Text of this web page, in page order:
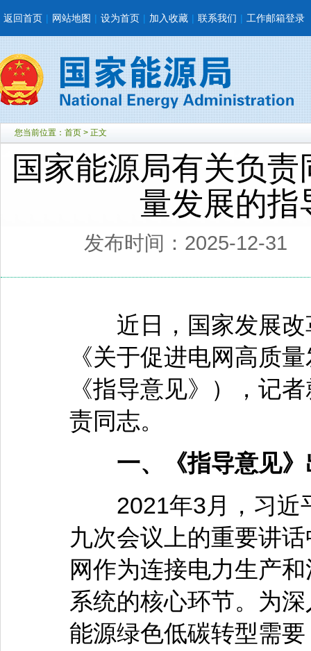
返回首页 | 网站地图 | 设为首页 | 加入收藏 | 联系我们 | 工作邮箱登录
您当前位置： 首页 > 正文
国家能源局有关负
量发展的指
发布时间：2025-12-31
近日，国家发展改
《关于促进电网高质
《指导意见》），记
责同志。
一、《指导意见》
2021年3月，习近
九次会议上的重要讲
网作为连接电力生产
系统的核心环节。为
能源绿色低碳转型需